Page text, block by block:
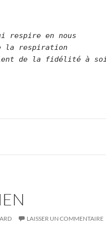
respire en nous
la respiration
de la fidélité à
LAISSER UN COMMENTAIRE